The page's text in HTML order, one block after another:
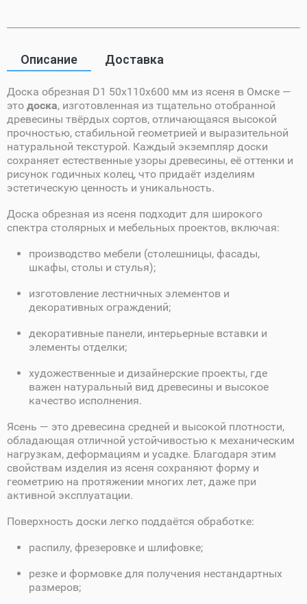
Описание Доставка
Доска обрезная D1 50х110х600 мм из ясеня в Омске —
это доска, изготовленная из тщательно отобранной
древесины твёрдых сортов, отличающаяся высокой
прочностью, стабильной геометрией и выразительной
натуральной текстурой. Каждый экземпляр доски
сохраняет естественные узоры древесины, её оттенки и
рисунок годичных колец, что придаёт изделиям
эстетическую ценность и уникальность.
Доска обрезная из ясеня подходит для широкого
спектра столярных и мебельных проектов, включая:
производство мебели (столешницы, фасады,
шкафы, столы и стулья);
изготовление лестничных элементов и
декоративных ограждений;
декоративные панели, интерьерные вставки и
элементы отделки;
художественные и дизайнерские проекты, где
важен натуральный вид древесины и высокое
качество исполнения.
Ясень — это древесина средней и высокой плотности,
обладающая отличной устойчивостью к механическим
нагрузкам, деформациям и усадке. Благодаря этим
свойствам изделия из ясеня сохраняют форму и
геометрию на протяжении многих лет, даже при
активной эксплуатации.
Поверхность доски легко поддаётся обработке:
распилу, фрезеровке и шлифовке;
резке и формовке для получения нестандартных
размеров;